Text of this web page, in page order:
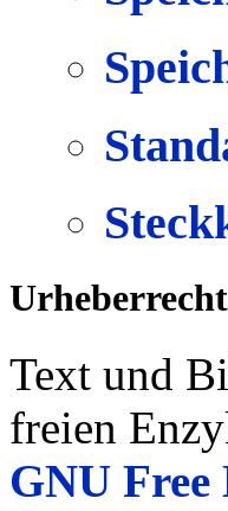
Urheberrecht
Text und
freien
GNU Free